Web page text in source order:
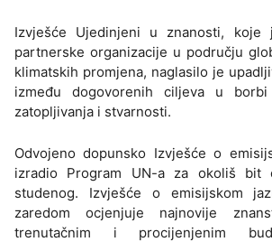
Izvješće Ujedinjeni u znanosti, koje
partnerske organizacije u području
klimatskih promjena, naglasilo je
između dogovorenih ciljeva u
zatopljivanja i stvarnosti.
Odvojeno dopunsko Izvješće o
izradio Program UN-a za okoliš bit
studenog. Izvješće o emisijskom
zaredom ocjenjuje najnovije
trenutačnim i procijenjenim